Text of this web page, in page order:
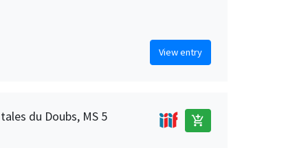
View entry
du Doubs, MS 5 add_shopping_cart